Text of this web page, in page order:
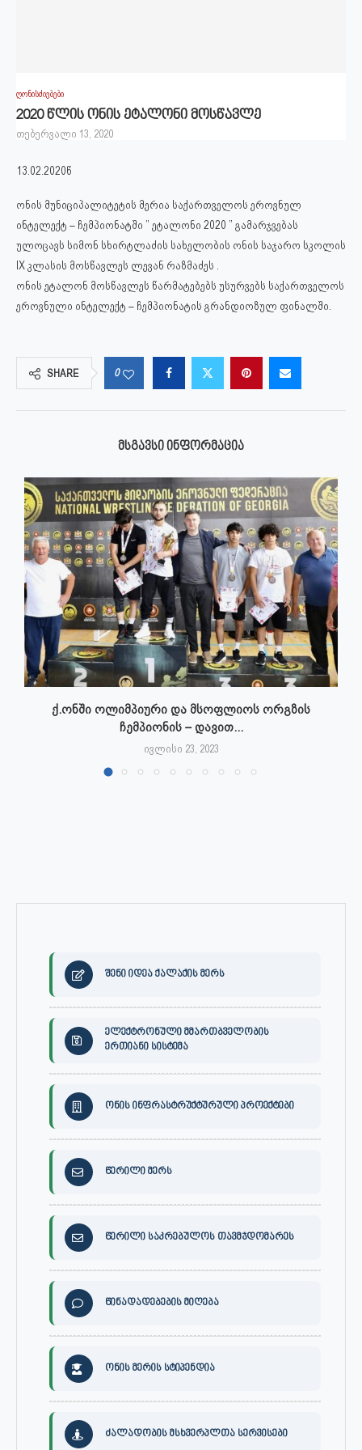
ღონისძიებები
2020 წლის ონის ეტალონი მოსწავლე
თებერვალი 13, 2020
13.02.2020წ
ონის მუნიციპალიტეტის მერია საქართველოს ეროვნულ
ინტელექტ – ჩემპიონატში ” ეტალონი 2020 ” გამარჯვებას
ულოცავს სიმონ სხირტლაძის სახელობის ონის საჯარო სკოლის
IX კლასის მოსწავლეს ლევან რაზმაძეს .
ონის ეტალონ მოსწავლეს წარმატებებს უსურვებს საქართველოს
ეროვნული ინტელექტ – ჩემპიონატის გრანდიოზულ ფინალში.
SHARE 0
ᲛᲡᲒᲐᲕᲡᲘ ᲘᲜᲤᲝᲠᲛᲐᲪᲘᲐ
ქ.ონში ოლიმპიური და მსოფლიოს ორგზის
ჩემპიონის – დავით...
ივლისი 23, 2023
შენი იდეა ქალაქის მერს
ელექტრონული მმართბველობის
ერთიანი სისტემა
ონის ინფრასტრუქტურული პროექტები
წერილი მერს
წერილი საკრებულოს თავმჯდომარეს
წინადადებების მიღება
ონის მერის სტიპენდია
ძალადობის მსხვერპლთა სერვისები